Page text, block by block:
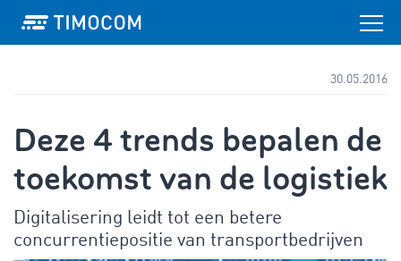
30.05.2016
Deze 4 trends bepalen de
toekomst van de logistiek
Digitalisering leidt tot een betere
concurrentiepositie van transportbedrijven